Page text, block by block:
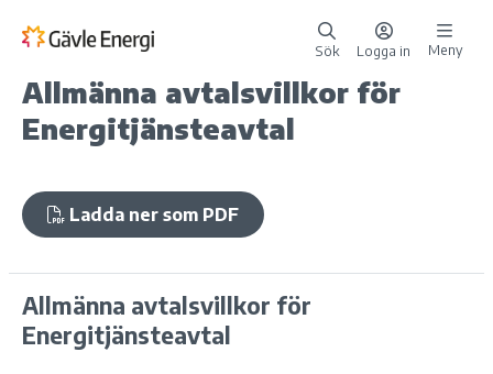
Sök Logga in Meny
Allmänna avtalsvillkor för
Energitjänsteavtal
Ladda ner som PDF
Allmänna avtalsvillkor för
Energitjänsteavtal